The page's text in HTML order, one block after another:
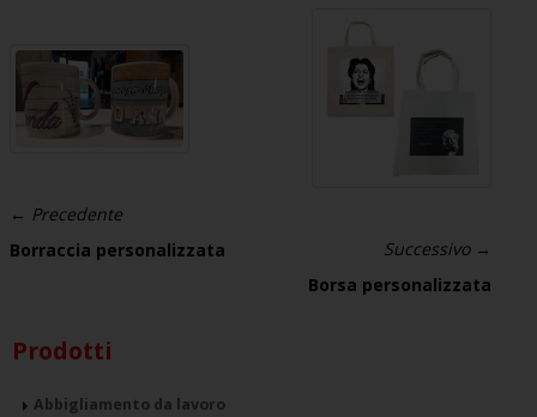
← Precedente
Borraccia personalizzata
Successivo →
Borsa personalizzata
Prodotti
Abbigliamento da lavoro